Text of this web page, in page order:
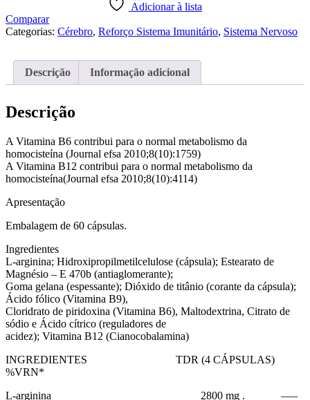
CAPS
Adicionar à lista
Comparar
Categorias: Cérebro, Reforço Sistema Imunitário, Sistema Nervoso
Descrição Informação adicional
Descrição
A Vitamina B6 contribui para o normal metabolismo da
homocisteína (Journal efsa 2010;8(10):1759)
A Vitamina B12 contribui para o normal metabolismo da
homocisteína(Journal efsa 2010;8(10):4114)
Apresentação
Embalagem de 60 cápsulas.
Ingredientes
L-arginina; Hidroxipropilmetilcelulose (cápsula); Estearato de
Magnésio – E 470b (antiaglomerante);
Goma gelana (espessante); Dióxido de titânio (corante da cápsula);
Ácido fólico (Vitamina B9),
Cloridrato de piridoxina (Vitamina B6), Maltodextrina, Citrato de
sódio e Ácido cítrico (reguladores de
acidez); Vitamina B12 (Cianocobalamina)
INGREDIENTES TDR (4 CÁPSULAS)
%VRN*
L-arginina 2800 mg . —–